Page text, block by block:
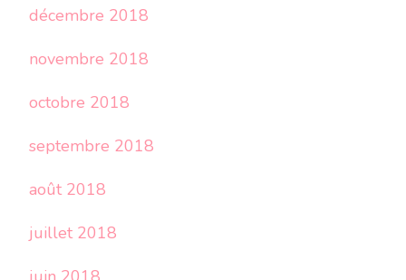
décembre 2018
novembre 2018
octobre 2018
septembre 2018
août 2018
juillet 2018